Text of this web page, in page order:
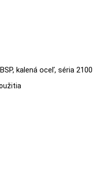
kalená oceľ, séria 2100